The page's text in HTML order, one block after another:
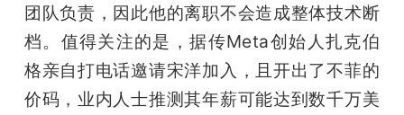
团队负责，因此他的离职不会造成整体技术断
档。值得关注的是，据传Meta创始人扎克伯
格亲自打电话邀请宋洋加入，且开出了不菲的
价码，业内人士推测其年薪可能达到数千万美